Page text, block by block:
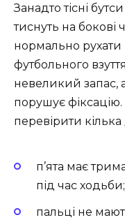
Занадто тісні
тиснуть на бокові
нормально
футбольного
невеликий запас,
порушує
перевірити
п’ята має
під час ходьби;
пальці не